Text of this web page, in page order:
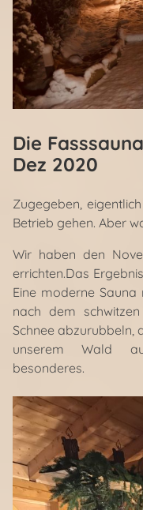
Die
Dez 2020
Zugegeben,
Betrieb gehen. Aber
Wir haben den
errichten.Das
Eine moderne
nach dem
Schnee abzurubbeln,
unserem Wald
besonderes.